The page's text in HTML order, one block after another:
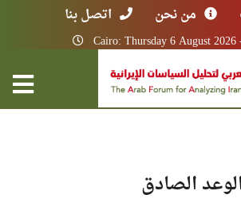
من نحن اتصل بنا
Cairo: Thursday 6 August 2026
الصادق